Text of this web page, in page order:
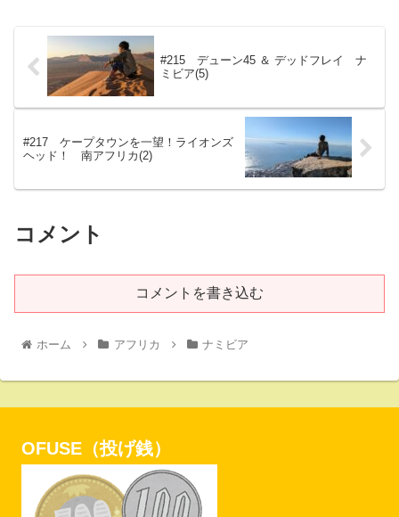
#215 デューン45 ＆ デッドフレイ ナ
ミビア(5)
#217 ケープタウンを一望！ライオンズ
ヘッド！ 南アフリカ(2)
コメント
コメントを書き込む
ホーム アフリカ ナミビア
OFUSE（投げ銭）